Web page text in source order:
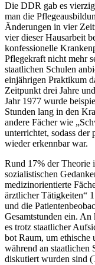
Die DDR gab es
man die
Änderungen in vier
vier dieser Hausarbeit
konfessionelle
Pflegekraft nicht mehr
staatlichen Schulen
einjährigen Praktikum
Zeitpunkt drei Jahre
Jahr 1977 wurde
Stunden lang in den
andere Fächer wie
unterrichtet, sodass
wieder erkennbar war.
Rund 17% der Theorie
sozialistischen
medizinorientierte
ärztlicher Tätigkeiten“
und die
Gesamtstunden ein.
es trotz staatlicher
bot Raum, um ethische
während an staatlichen
diskutiert wurden sind